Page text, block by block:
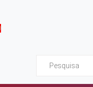
Sac0800Telefone